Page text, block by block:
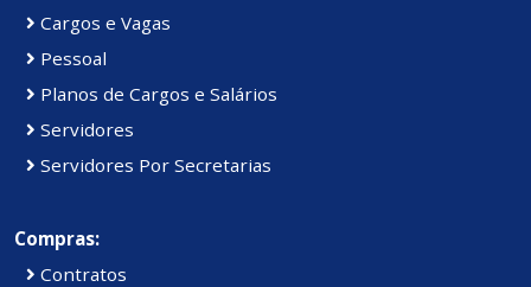
Cargos e Vagas
Pessoal
Planos de Cargos e Salários
Servidores
Servidores Por Secretarias
Compras:
Contratos